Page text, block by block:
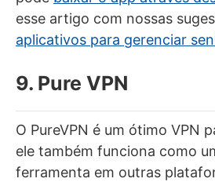
esse artigo com nossas
aplicativos para gerenciar
9. Pure VPN
O PureVPN é um ótimo VPN
ele também funciona como
ferramenta em outras